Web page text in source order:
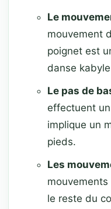
Le
mouvement
poignet est
danse
Le pas de
effectuent
implique un
pieds.
Les
le reste du